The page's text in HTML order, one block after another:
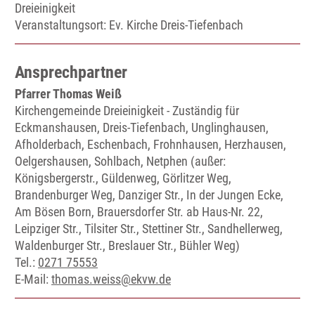
Dreieinigkeit
Veranstaltungsort: Ev. Kirche Dreis-Tiefenbach
Ansprechpartner
Pfarrer Thomas Weiß
Kirchengemeinde Dreieinigkeit - Zuständig für
Eckmanshausen, Dreis-Tiefenbach, Unglinghausen,
Afholderbach, Eschenbach, Frohnhausen, Herzhausen,
Oelgershausen, Sohlbach, Netphen (außer:
Königsbergerstr., Güldenweg, Görlitzer Weg,
Brandenburger Weg, Danziger Str., In der Jungen Ecke,
Am Bösen Born, Brauersdorfer Str. ab Haus-Nr. 22,
Leipziger Str., Tilsiter Str., Stettiner Str., Sandhellerweg,
Waldenburger Str., Breslauer Str., Bühler Weg)
Tel.: 0271 75553
E-Mail: thomas.weiss@ekvw.de